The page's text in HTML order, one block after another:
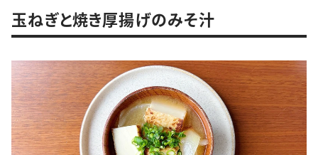
玉ねぎと焼き厚揚げのみそ汁